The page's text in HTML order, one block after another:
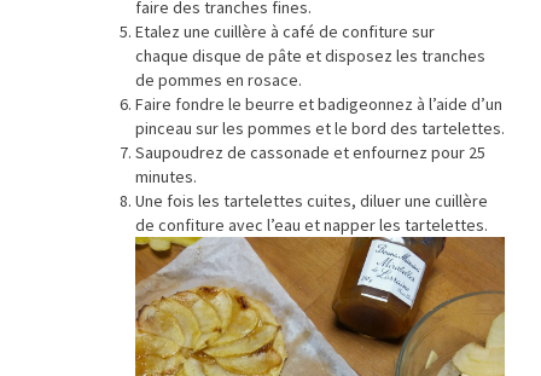
faire des tranches fines.
Etalez une cuillère à café de confiture sur
chaque disque de pâte et disposez les tranches
de pommes en rosace.
Faire fondre le beurre et badigeonnez à l’aide d’un
pinceau sur les pommes et le bord des tartelettes.
Saupoudrez de cassonade et enfournez pour 25
minutes.
Une fois les tartelettes cuites, diluer une cuillère
de confiture avec l’eau et napper les tartelettes.